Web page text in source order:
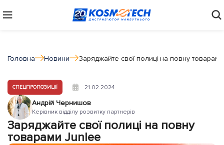
Головна Новини Заряджайте свої полиці на повну
СПЕЦПРОПОЗИЦІЇ 21.02.2024
Андрій Чернишов
Керівник відділу розвитку партнерів
Заряджайте свої полиці на повну
товарами Junlee